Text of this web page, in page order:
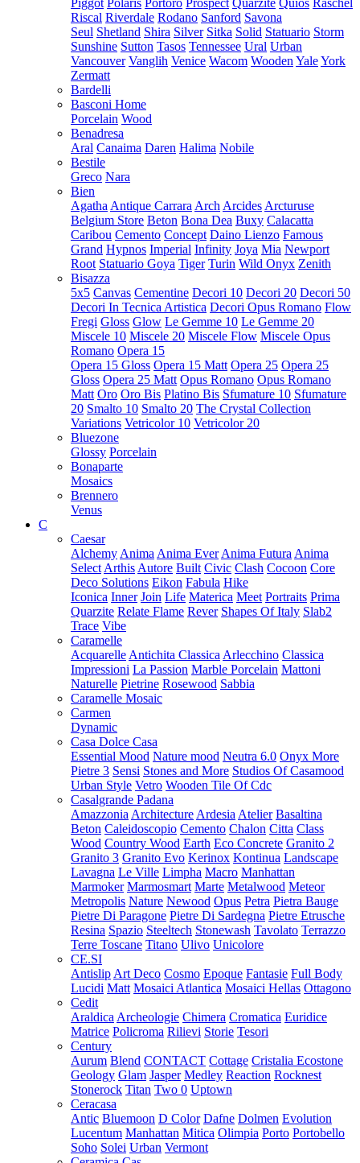
Piggot Polaris Portoro Prospect Quarzite Quios Raschel
Riscal Riverdale Rodano Sanford Savona
Seul Shetland Shira Silver Sitka Solid Statuario Storm
Sunshine Sutton Tasos Tennessee Ural Urban
Vancouver Vanglih Venice Wacom Wooden YaleYork
Zermatt
Bardelli
Basconi Home
Porcelain Wood
Benadresa
Aral Canaima Daren Halima Nobile
Bestile
Greco Nara
Bien
Agatha Antique Carrara Arch Arcides Arcturuse
Belgium Store Beton Bona Dea Buxy Calacatta
Caribou Cemento Concept Daino Lienzo Famous
Grand Hypnos Imperial Infinity Joya Mia Newport
Root Statuario Goya Tiger Turin Wild Onyx Zenith
Bisazza
5x5 Canvas Cementine Decori 10 Decori 20 Decori 50
Decori In Tecnica Artistica Decori Opus Romano Flow
Fregi Gloss Glow Le Gemme 10 Le Gemme 20
Miscele 10 Miscele 20 Miscele Flow Miscele Opus
Romano Opera 15
Opera 15 Gloss Opera 15 Matt Opera 25 Opera 25
Gloss Opera 25 Matt Opus Romano Opus Romano
Matt Oro Oro Bis Platino Bis Sfumature 10 Sfumature
20 Smalto 10 Smalto 20 The Crystal Collection
Variations Vetricolor 10 Vetricolor 20
Bluezone
Glossy Porcelain
Bonaparte
Mosaics
Brennero
Venus
C
Caesar
Alchemy Anima Anima Ever Anima Futura Anima
Select Arthis Autore Built Civic Clash Cocoon Core
Deco Solutions Eikon Fabula Hike
Iconica Inner Join Life Materica Meet Portraits Prima
Quarzite Relate Flame Rever Shapes Of Italy Slab2
Trace Vibe
Caramelle
Acquarelle Antichita Classica Arlecchino Classica
Impressioni La Passion Marble Porcelain Mattoni
Naturelle Pietrine Rosewood Sabbia
Caramelle Mosaic
Carmen
Dynamic
Casa Dolce Casa
Essential Mood Nature mood Neutra 6.0 Onyx More
Pietre 3 Sensi Stones and More Studios Of Casamood
Urban Style Vetro Wooden Tile Of Cdc
Casalgrande Padana
Amazzonia Architecture Ardesia Atelier Basaltina
Beton Caleidoscopio Cemento Chalon Citta Class
Wood Country Wood Earth Eco Concrete Granito 2
Granito 3 Granito Evo Kerinox Kontinua Landscape
Lavagna Le Ville Limpha Macro Manhattan
Marmoker Marmosmart Marte Metalwood Meteor
Metropolis Nature Newood Opus Petra Pietra Bauge
Pietre Di Paragone Pietre Di Sardegna Pietre Etrusche
Resina Spazio Steeltech Stonewash Tavolato Terrazzo
Terre Toscane Titano Ulivo Unicolore
CE.SI
Antislip Art Deco Cosmo Epoque Fantasie Full Body
Lucidi Matt Mosaici Atlantica Mosaici Hellas Ottagono
Cedit
Araldica Archeologie Chimera Cromatica Euridice
Matrice Policroma Rilievi Storie Tesori
Century
Aurum Blend CONTACT Cottage Cristalia Ecostone
Geology Glam Jasper Medley Reaction Rocknest
Stonerock Titan Two 0 Uptown
Ceracasa
Antic Bluemoon D Color Dafne Dolmen Evolution
Lucentum Manhattan Mitica Olimpia Porto Portobello
Soho Solei Urban Vermont